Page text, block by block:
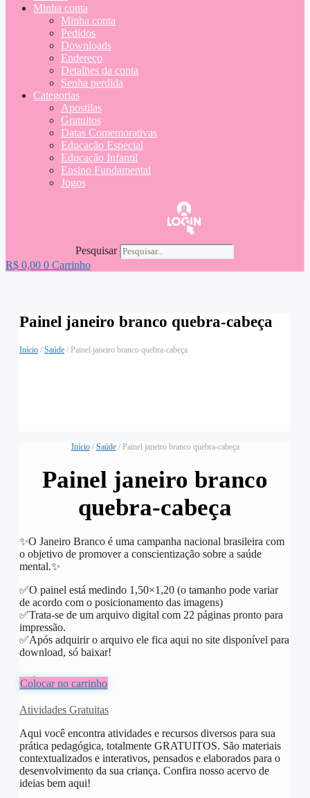
Minha conta
Minha conta
Pedidos
Downloads
Endereço
Detalhes da conta
Senha perdida
Categorias
Apostilas
Gratuitos
Datas Comemorativas
Educação Especial
Educação Infantil
Ensino Fundamental
Jogos
Pesquisar
R$ 0,00 0 Carrinho
Painel janeiro branco quebra-cabeça
Início / Saúde / Painel janeiro branco quebra-cabeça
Início/ Saúde/ Painel janeiro branco quebra-cabeça
Painel janeiro branco
quebra-cabeça
✨️O Janeiro Branco é uma campanha nacional brasileira com
o objetivo de promover a conscientização sobre a saúde
mental.✨️
✅️O painel está medindo 1,50×1,20 (o tamanho pode variar
de acordo com o posicionamento das imagens)
✅️Trata-se de um arquivo digital com 22 páginas pronto para
impressão.
✅️Após adquirir o arquivo ele fica aqui no site disponível para
download, só baixar!
R$10,00
Colocar no carrinho
Atividades Gratuitas
Aqui você encontra atividades e recursos diversos para sua
prática pedagógica, totalmente GRATUITOS. São materiais
contextualizados e interativos, pensados e elaborados para o
desenvolvimento da sua criança. Confira nosso acervo de
ideias bem aqui!